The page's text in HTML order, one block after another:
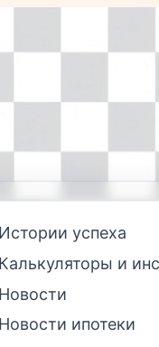
Истории успеха
Калькуляторы и
Новости
Новости ипотеки